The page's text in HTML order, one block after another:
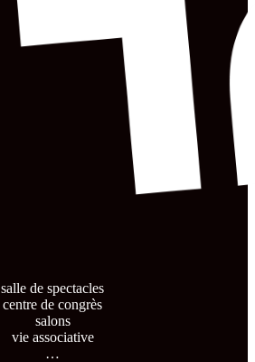
salle de spectacles
centre de congrès
salons
vie associative
…